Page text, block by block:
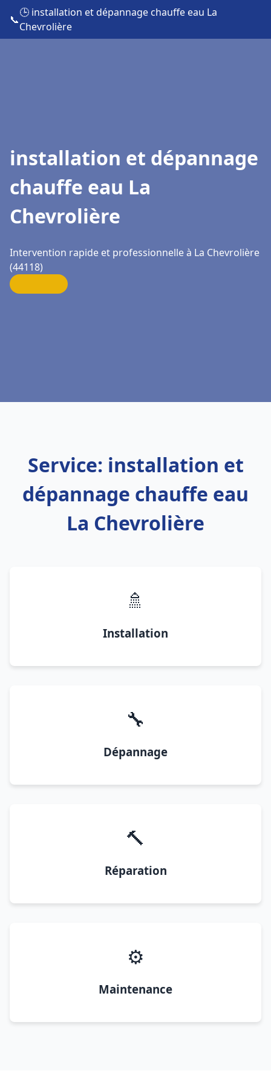
📞
🕒 installation et dépannage chauffe eau La
Chevrolière
installation et dépannage
chauffe eau La
Chevrolière
Intervention rapide et professionnelle à La Chevrolière
(44118)
Service: installation et
dépannage chauffe eau
La Chevrolière
🚿
Installation
🔧
Dépannage
🔨
Réparation
⚙️
Maintenance